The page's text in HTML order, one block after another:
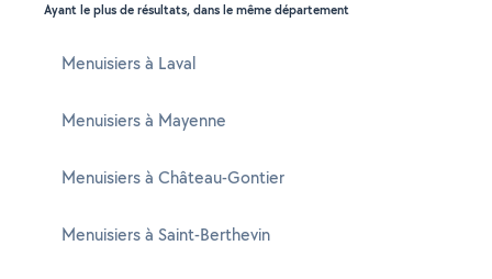
Ayant le plus de résultats, dans le même département
Menuisiers à Laval
Menuisiers à Mayenne
Menuisiers à Château-Gontier
Menuisiers à Saint-Berthevin